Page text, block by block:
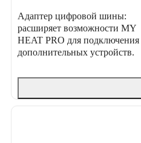
Адаптер цифровой шины:
расширяет возможности MY
HEAT PRO для подключения
дополнительных устройств.